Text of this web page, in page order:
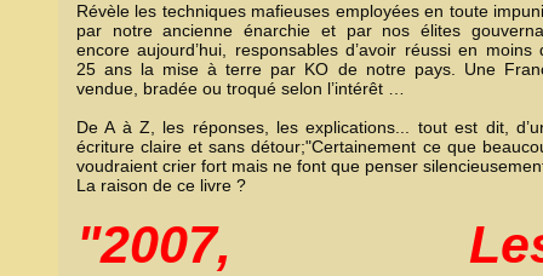
Révèle les techniques mafieuses employées en toute
par notre ancienne énarchie et par nos élites
encore aujourd’hui, responsables d’avoir réussi en moins
25 ans la mise à terre par KO de notre pays. Une
vendue, bradée ou troqué selon l’intérêt …
De A à Z, les réponses, les explications... tout est dit,
écriture claire et sans détour;"Certainement ce que
voudraient crier fort mais ne font que penser
La raison de ce livre ?
"2007,